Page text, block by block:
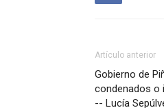
Artículo anterior
Gobierno de
condenados o
-- Lucía